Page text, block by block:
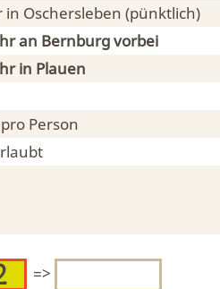
in Oschersleben (pünktlich)
an Bernburgvorbei
in Plauen
Person
=>